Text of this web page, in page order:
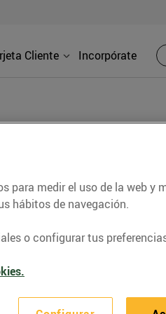
Cliente Incorpórate
información
para medir el uso de la web y
hábitos de navegación.
o configurar tus